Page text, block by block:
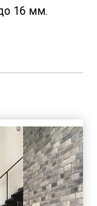
16 мм.